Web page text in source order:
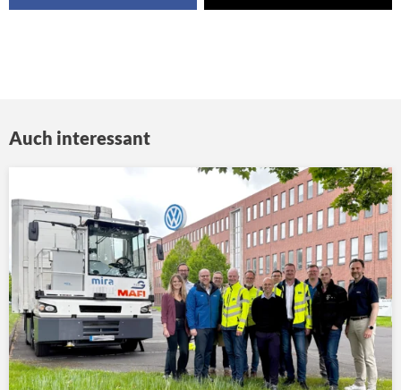
Auch interessant